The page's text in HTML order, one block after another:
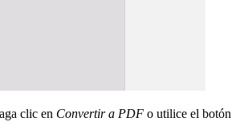
clic en Convertir a PDF o utilice el botón